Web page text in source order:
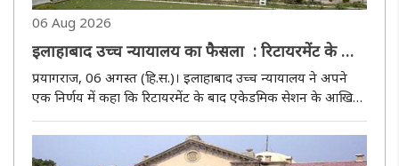
06 Aug 2026
इलाहाबाद उच्च न्यायालय का फैसला : रिटायरमेंट के बाद
एकेडमिक सेशन के अंत तक नौकरी जारी रखने का हक
रिसर्च ड्यूटी पर तैनात टीचर को नहीं
प्रयागराज, 06 अगस्त (हि.स.)। इलाहाबाद उच्च न्यायालय ने अपने
एक निर्णय में कहा कि रिटायरमेंट के बाद एकेडमिक सेशन के आखिर
तक नौकरी जारी रखना एक रियायत है, न कि कोई कानूनी अधिकार।
इसका दावा सिर्फ़ वही टीचर कर सकता है जो असल में रेगुलर टीचिंग
(नियमित..